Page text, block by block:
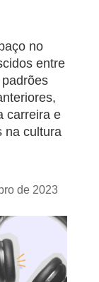
no
entre
carreira e
na cultura
de 2023